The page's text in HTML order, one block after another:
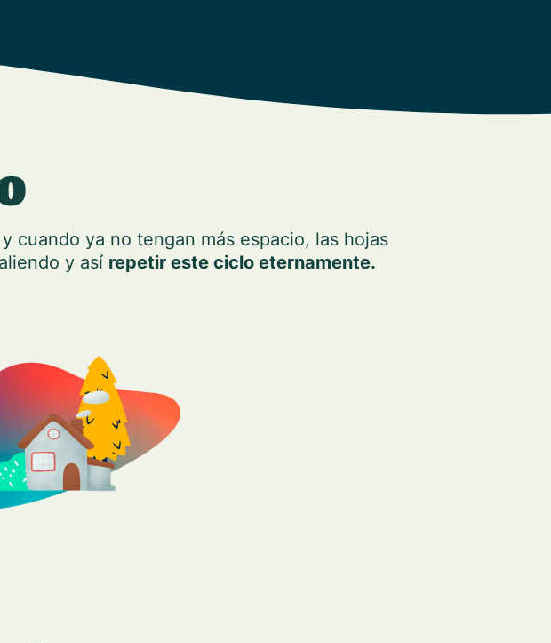
cuando ya no tengan más espacio, las hojas
y así repetir este ciclo eternamente.